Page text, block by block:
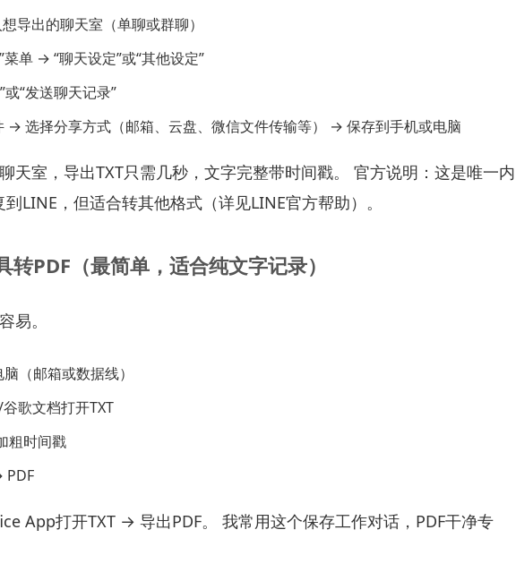
导出的聊天室（单聊或群聊）
菜单 → “聊天设定”或“其他设定”
或“发送聊天记录”
→ 选择分享方式（邮箱、云盘、微信文件传输等） → 保存到手机或电脑
天室，导出TXT只需几秒，文字完整带时间戳。 官方说明：这是唯一内
LINE，但适合转其他格式（详见LINE官方帮助）。
转PDF（最简单，适合纯文字记录）
易。
（邮箱或数据线）
歌文档打开TXT
粗时间戳
App打开TXT → 导出PDF。 我常用这个保存工作对话，PDF干净专